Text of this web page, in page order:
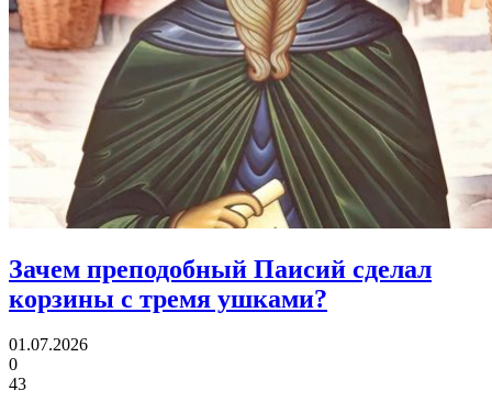
Зачем преподобный Паисий сделал
корзины с тремя ушками?
01.07.2026
0
43